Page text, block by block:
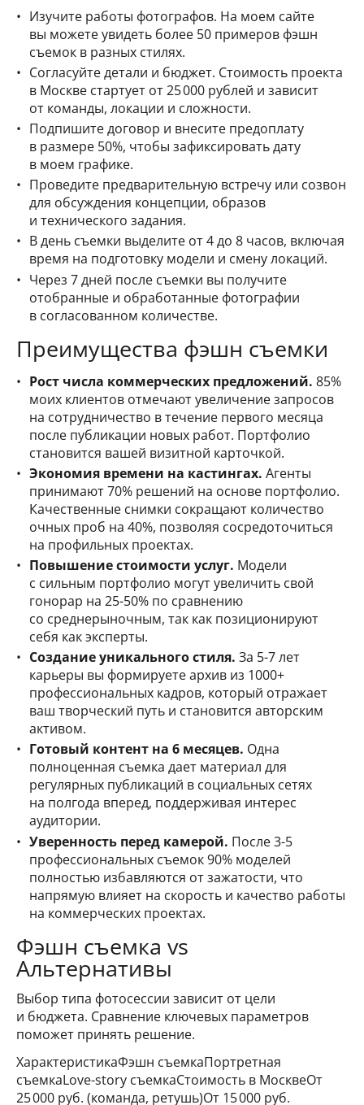
Изучите работы фотографов. На моем сайте
вы можете увидеть более 50 примеров фэшн
съемок в разных стилях.
Согласуйте детали и бюджет. Стоимость проекта
в Москве стартует от 25 000 рублей и зависит
от команды, локации и сложности.
Подпишите договор и внесите предоплату
в размере 50%, чтобы зафиксировать дату
в моем графике.
Проведите предварительную встречу или созвон
для обсуждения концепции, образов
и технического задания.
В день съемки выделите от 4 до 8 часов, включая
время на подготовку модели и смену локаций.
Через 7 дней после съемки вы получите
отобранные и обработанные фотографии
в согласованном количестве.
Преимущества фэшн съемки
Рост числа коммерческих предложений. 85%
моих клиентов отмечают увеличение запросов
на сотрудничество в течение первого месяца
после публикации новых работ. Портфолио
становится вашей визитной карточкой.
Экономия времени на кастингах. Агенты
принимают 70% решений на основе портфолио.
Качественные снимки сокращают количество
очных проб на 40%, позволяя сосредоточиться
на профильных проектах.
Повышение стоимости услуг. Модели
с сильным портфолио могут увеличить свой
гонорар на 25-50% по сравнению
со среднерыночным, так как позиционируют
себя как эксперты.
Создание уникального стиля. За 5-7 лет
карьеры вы формируете архив из 1000+
профессиональных кадров, который отражает
ваш творческий путь и становится авторским
активом.
Готовый контент на 6 месяцев. Одна
полноценная съемка дает материал для
регулярных публикаций в социальных сетях
на полгода вперед, поддерживая интерес
аудитории.
Уверенность перед камерой. После 3-5
профессиональных съемок 90% моделей
полностью избавляются от зажатости, что
напрямую влияет на скорость и качество работы
на коммерческих проектах.
Фэшн съемка vs
Альтернативы
Выбор типа фотосессии зависит от цели
и бюджета. Сравнение ключевых параметров
поможет принять решение.
ХарактеристикаФэшн съемкаПортретная
съемкаLove-story съемкаСтоимость в МосквеОт
25 000 руб. (команда, ретушь)От 15 000 руб.